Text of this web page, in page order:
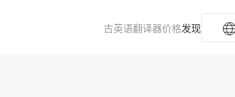
古英语翻译器价格发现